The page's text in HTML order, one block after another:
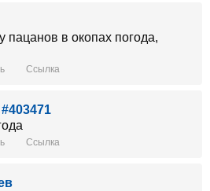
пацанов в окопах погода,
Ссылка
Ссылка